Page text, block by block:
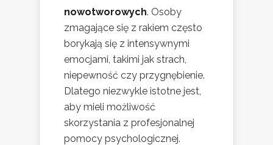
nowotworowych. Osoby
zmagające się z rakiem często
borykają się z intensywnymi
emocjami, takimi jak strach,
niepewność czy przygnębienie.
Dlatego niezwykle istotne jest,
aby mieli możliwość
skorzystania z profesjonalnej
pomocy psychologicznej.